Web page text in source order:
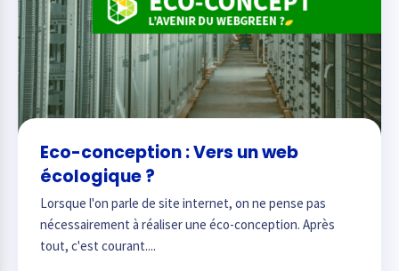
Eco-conception : Vers un web
écologique ?
Lorsque l'on parle de site internet, on ne pense pas
nécessairement à réaliser une éco-conception. Après
tout, c'est courant....